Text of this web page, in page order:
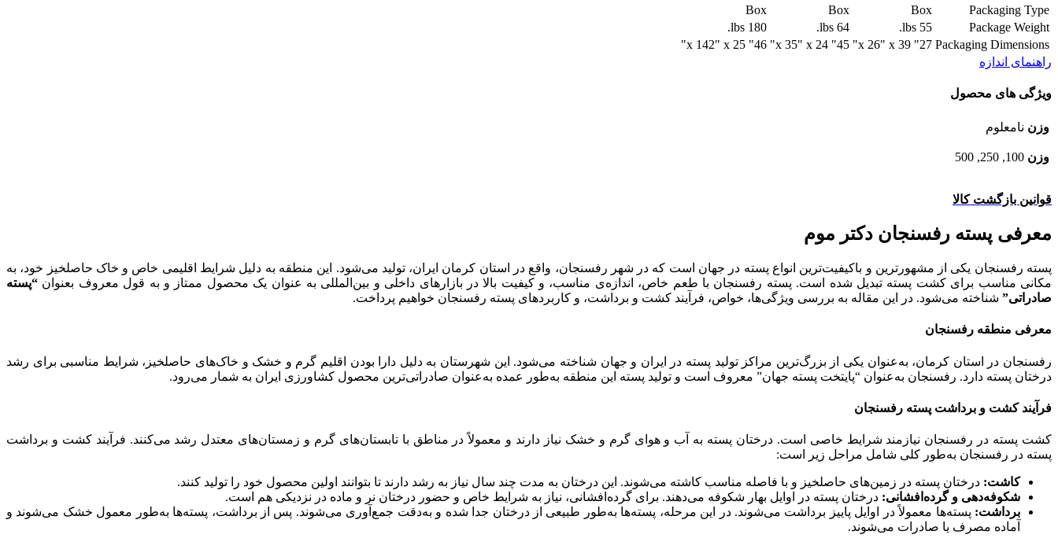
Packaging Type
Box
Box
Box
Package Weight
55 lbs.
64 lbs.
180 lbs.
Packaging Dimensions
27" x 26" x 39"
45" x 35" x 24"
46" x 142" x 25"
راهنمای اندازه
ویژگی های محصول
وزن نامعلوم
وزن 100, 250, 500
قوانین بازگشت کالا
معرفی پسته رفسنجان دکتر موم
پسته رفسنجان یکی از مشهورترین و باکیفیت‌ترین انواع پسته در جهان است که در شهر رفسنجان، واقع در استان کرمان ایران، تولید می‌شود. این منطقه به دلیل شرایط اقلیمی خاص و خاک حاصلخیز خود، به
مکانی مناسب برای کشت پسته تبدیل شده است. پسته رفسنجان با طعم خاص، اندازه‌ی مناسب، و کیفیت بالا در بازارهای داخلی و بین‌المللی به عنوان یک محصول ممتاز و به قول معروف بعنوان “پسته
صادراتی” شناخته می‌شود. در این مقاله به بررسی ویژگی‌ها، خواص، فرآیند کشت و برداشت، و کاربردهای پسته رفسنجان خواهیم پرداخت.
معرفی منطقه رفسنجان
رفسنجان در استان کرمان، به‌عنوان یکی از بزرگ‌ترین مراکز تولید پسته در ایران و جهان شناخته می‌شود. این شهرستان به دلیل دارا بودن اقلیم گرم و خشک و خاک‌های حاصلخیز، شرایط مناسبی برای رشد
درختان پسته دارد. رفسنجان به‌عنوان “پایتخت پسته جهان” معروف است و تولید پسته این منطقه به‌طور عمده به‌عنوان صادراتی‌ترین محصول کشاورزی ایران به شمار می‌رود.
فرآیند کشت و برداشت پسته رفسنجان
کشت پسته در رفسنجان نیازمند شرایط خاصی است. درختان پسته به آب و هوای گرم و خشک نیاز دارند و معمولاً در مناطق با تابستان‌های گرم و زمستان‌های معتدل رشد می‌کنند. فرآیند کشت و برداشت
پسته در رفسنجان به‌طور کلی شامل مراحل زیر است:
کاشت: درختان پسته در زمین‌های حاصلخیز و با فاصله مناسب کاشته می‌شوند. این درختان به مدت چند سال نیاز به رشد دارند تا بتوانند اولین محصول خود را تولید کنند.
شکوفه‌دهی و گرده‌افشانی: درختان پسته در اوایل بهار شکوفه می‌دهند. برای گرده‌افشانی، نیاز به شرایط خاص و حضور درختان نر و ماده در نزدیکی هم است.
برداشت: پسته‌ها معمولاً در اوایل پاییز برداشت می‌شوند. در این مرحله، پسته‌ها به‌طور طبیعی از درختان جدا شده و به‌دقت جمع‌آوری می‌شوند. پس از برداشت، پسته‌ها به‌طور معمول خشک می‌شوند و
آماده مصرف یا صادرات می‌شوند.